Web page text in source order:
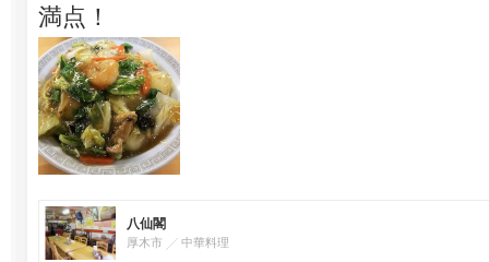
満点！
八仙閣
厚木市 中華料理